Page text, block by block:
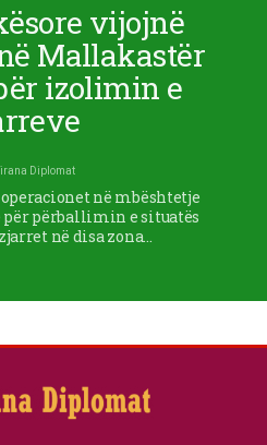
vijojnë
Mallakastër
izolimin e
Diplomat
në mbështetje
përballimin e situatës
në disa zona…